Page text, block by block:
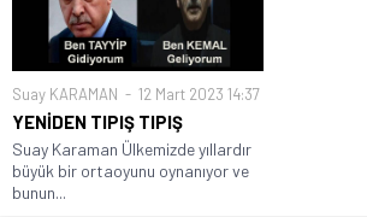
Suay KARAMAN 12 Mart 2023 14:37
YENİDEN TIPIŞ TIPIŞ
Suay Karaman Ülkemizde yıllardır
büyük bir ortaoyunu oynanıyor ve
bunun...